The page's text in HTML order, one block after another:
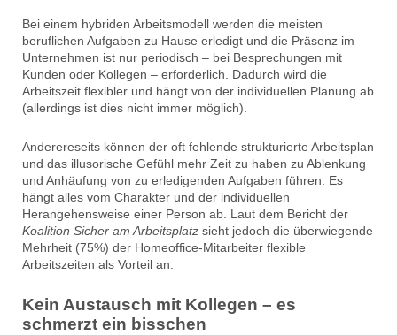
Bei einem hybriden Arbeitsmodell werden die meisten
beruflichen Aufgaben zu Hause erledigt und die Präsenz im
Unternehmen ist nur periodisch – bei Besprechungen mit
Kunden oder Kollegen – erforderlich. Dadurch wird die
Arbeitszeit flexibler und hängt von der individuellen Planung ab
(allerdings ist dies nicht immer möglich).
Anderereseits können der oft fehlende strukturierte Arbeitsplan
und das illusorische Gefühl mehr Zeit zu haben zu Ablenkung
und Anhäufung von zu erledigenden Aufgaben führen. Es
hängt alles vom Charakter und der individuellen
Herangehensweise einer Person ab. Laut dem Bericht der
Koalition Sicher am Arbeitsplatz sieht jedoch die überwiegende
Mehrheit (75%) der Homeoffice-Mitarbeiter flexible
Arbeitszeiten als Vorteil an.
Kein Austausch mit Kollegen – es
schmerzt ein bisschen